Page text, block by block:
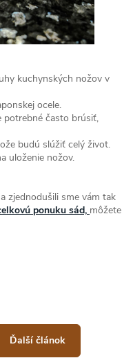
kuchynských nožov v
ocele.
potrebné často brúsiť,
budú slúžiť celý život.
uloženie nožov.
zjednodušili sme vám tak
ponuku sád, môžete
Ďalší článok